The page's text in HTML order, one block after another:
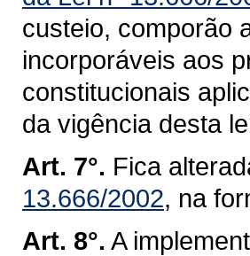
custeio, comporão
incorporáveis aos
constitucionais
da vigência desta
Art. 7°. Fica
13.666/2002, na
Art. 8°. A